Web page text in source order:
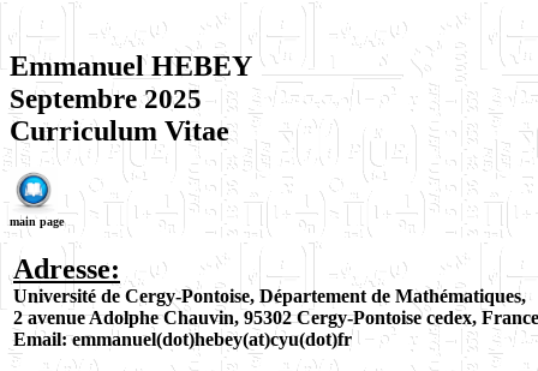
Emmanuel HEBEY
Septembre 2025
Curriculum Vitae
main page
Adresse:
Université de Cergy-Pontoise, Département de Mathématiques,
2 avenue Adolphe Chauvin, 95302 Cergy-Pontoise cedex,
Email: emmanuel(dot)hebey(at)cyu(dot)fr